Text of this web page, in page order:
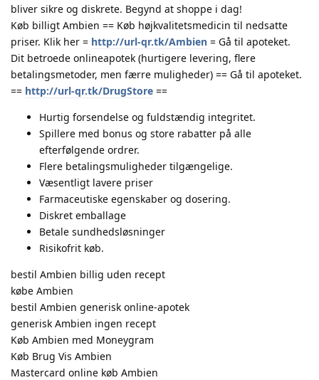
bliver sikre og diskrete. Begynd at shoppe i dag!
Køb billigt Ambien == Køb højkvalitetsmedicin til nedsatte
priser. Klik her = http://url-qr.tk/Ambien = Gå til apoteket.
Dit betroede onlineapotek (hurtigere levering, flere
betalingsmetoder, men færre muligheder) == Gå til apoteket.
== http://url-qr.tk/DrugStore ==
Hurtig forsendelse og fuldstændig integritet.
Spillere med bonus og store rabatter på alle
efterfølgende ordrer.
Flere betalingsmuligheder tilgængelige.
Væsentligt lavere priser
Farmaceutiske egenskaber og dosering.
Diskret emballage
Betale sundhedsløsninger
Risikofrit køb.
bestil Ambien billig uden recept
købe Ambien
bestil Ambien generisk online-apotek
generisk Ambien ingen recept
Køb Ambien med Moneygram
Køb Brug Vis Ambien
Mastercard online køb Ambien